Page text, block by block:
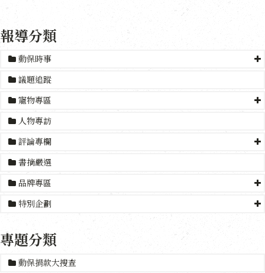
報導分類
動保時事
議題追蹤
寵物專區
人物專訪
評論專欄
書摘嚴選
品牌專區
特別企劃
專題分類
動保捐款大搜查